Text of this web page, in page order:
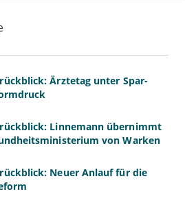
Ärztetag unter Spar-
Linnemann übernimmt
von Warken
Neuer Anlauf für die